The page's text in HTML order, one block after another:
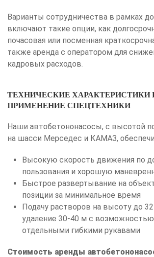
Варианты сотрудничества в рамках
включают такие опции, как
почасовая или посменная
также аренда с оператором для
кадровых расходов.
ТЕХНИЧЕСКИЕ ХАРАКТЕРИСТИКИ
ПРИМЕНЕНИЕ СПЕЦТЕХНИКИ
Наши автобетононасосы, с высотой
на шасси Мерседес и КАМАЗ,
Высокую скорость движения по
пользования и хорошую
Быстрое развертывание на
позиции за минимальное время
Подачу растворов на высоту до
удаление 30-40 м с
отдельными гибкими рукавами
Стоимость аренды